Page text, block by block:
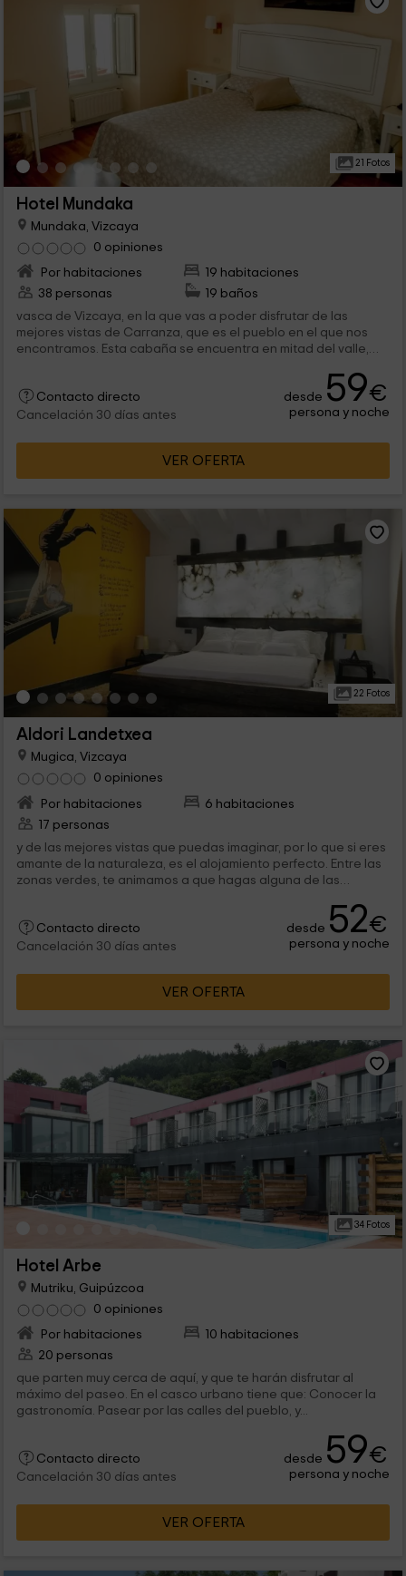
21 Fotos
Hotel Mundaka
Mundaka, Vizcaya
0 opiniones
Por habitaciones
19 habitaciones
38 personas
19 baños
vasca de Vizcaya, en la que vas a poder disfrutar de las
mejores vistas de Carranza, que es el pueblo en el que nos
encontramos. Esta cabaña se encuentra en mitad del valle,
Contacto directo
Cancelación 30 días antes
desde 59€
persona y noche
VER OFERTA
22 Fotos
Aldori Landetxea
Mugica, Vizcaya
0 opiniones
Por habitaciones
6 habitaciones
17 personas
y de las mejores vistas que puedas imaginar, por lo que si eres
amante de la naturaleza, es el alojamiento perfecto. Entre las
zonas verdes, te animamos a que hagas alguna de las
Contacto directo
Cancelación 30 días antes
desde 52€
persona y noche
VER OFERTA
34 Fotos
Hotel Arbe
Mutriku, Guipúzcoa
0 opiniones
Por habitaciones
10 habitaciones
20 personas
que parten muy cerca de aquí, y que te harán disfrutar al
máximo del paseo. En el casco urbano tiene que: Conocer la
gastronomía. Pasear por las calles del pueblo, y...
Contacto directo
Cancelación 30 días antes
desde 59€
persona y noche
VER OFERTA